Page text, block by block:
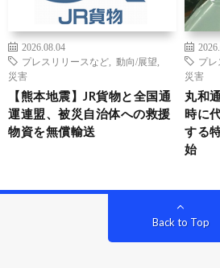
2026.08.04
プレスリリースなど
動向/展望
災害
【熊本地震】JR貨物と全国通
運連盟、被災自治体への救援
物資を無償輸送
プレ
災害
丸和
時に
する
始
Back to Top